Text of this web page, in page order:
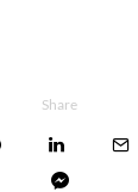
Share